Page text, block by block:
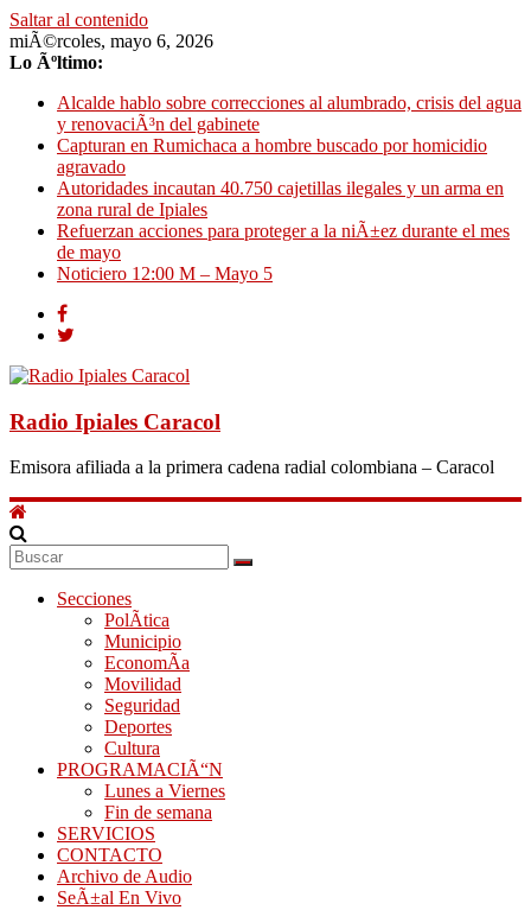
Saltar al contenido
miÃ©rcoles, mayo 6, 2026
Lo Ãºltimo:
Alcalde hablo sobre correcciones al alumbrado, crisis del agua
y renovaciÃ³n del gabinete
Capturan en Rumichaca a hombre buscado por homicidio
agravado
Autoridades incautan 40.750 cajetillas ilegales y un arma en
zona rural de Ipiales
Refuerzan acciones para proteger a la niÃ±ez durante el mes
de mayo
Noticiero 12:00 M – Mayo 5
Radio Ipiales Caracol
Emisora afiliada a la primera cadena radial colombiana – Caracol
Secciones
PolÃ­tica
Municipio
EconomÃ­a
Movilidad
Seguridad
Deportes
Cultura
PROGRAMACIÃ“N
Lunes a Viernes
Fin de semana
SERVICIOS
CONTACTO
Archivo de Audio
SeÃ±al En Vivo